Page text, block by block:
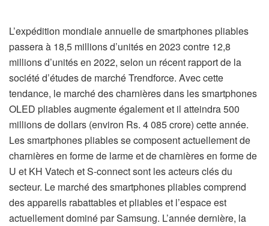
L’expédition mondiale annuelle de smartphones pliables
passera à 18,5 millions d’unités en 2023 contre 12,8
millions d’unités en 2022, selon un récent rapport de la
société d’études de marché Trendforce. Avec cette
tendance, le marché des charnières dans les smartphones
OLED pliables augmente également et il atteindra 500
millions de dollars (environ Rs. 4 085 crore) cette année.
Les smartphones pliables se composent actuellement de
charnières en forme de larme et de charnières en forme de
U et KH Vatech et S-connect sont les acteurs clés du
secteur. Le marché des smartphones pliables comprend
des appareils rabattables et pliables et l’espace est
actuellement dominé par Samsung. L’année dernière, la